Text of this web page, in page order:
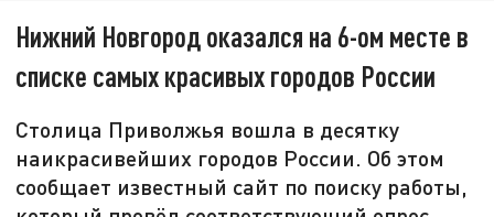
Нижний Новгород оказался на 6-ом месте в
списке самых красивых городов России
Столица Приволжья вошла в десятку
наикрасивейших городов России. Об этом
сообщает известный сайт по поиску работы,